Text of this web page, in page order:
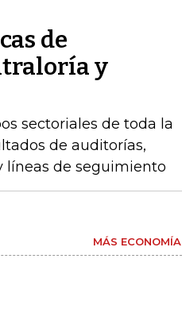
de
y
sectoriales de toda la
de auditorías,
líneas de seguimiento
MÁS ECONOMÍA